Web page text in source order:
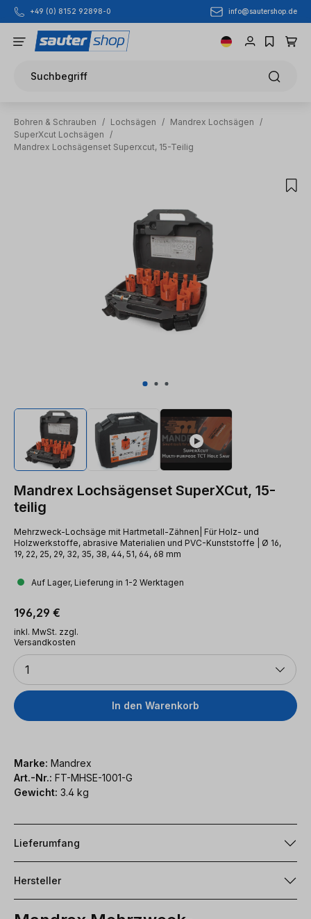
Zum Hauptinhalt springen
+49 (0) 8152 92898-0 info@sautershop.de
Suchbegriff
Bohren & Schrauben / Lochsägen / Mandrex Lochsägen
/
SuperXcut Lochsägen
/
Mandrex Lochsägenset Superxcut, 15-Teilig
Mandrex Lochsägenset SuperXCut, 15-
teilig
Mehrzweck-Lochsäge mit Hartmetall-Zähnen| Für Holz- und
Holzwerkstoffe, abrasive Materialien und PVC-Kunststoffe | Ø 16,
19, 22, 25, 29, 32, 35, 38, 44, 51, 64, 68 mm
Auf Lager, Lieferung in 1-2 Werktagen
Regulärer Preis:
196,29 €
inkl. MwSt. zzgl.
Versandkosten
Anzahl
1
In den Warenkorb
Marke: Mandrex
Art.-Nr.: FT-MHSE-1001-G
Gewicht: 3.4 kg
Lieferumfang
Hersteller